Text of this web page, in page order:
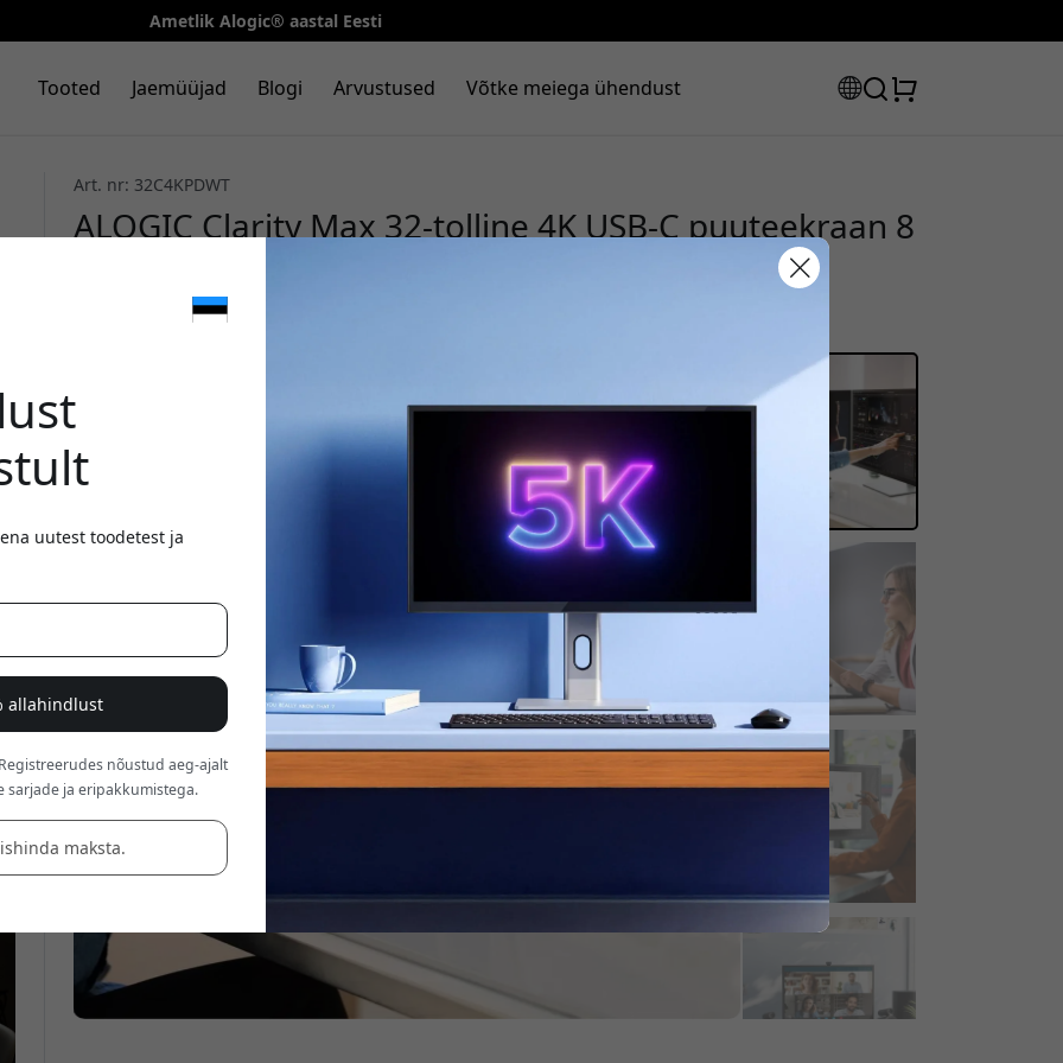
Ametlik Alogic® aastal Eesti
Tooted Jaemüüjad Blogi Arvustused Võtke meiega ühendust
Art. nr: 32C4KPDWT
ALOGIC Clarity Max 32-tolline 4K USB-C puuteekraan 8
MP veebikaamera, 65 W laadimise ja ühe kaabli
ühendusega - Silver
uutest toodetest ja
allahindlust
nõustud aeg-ajalt
sarjade ja eripakkumistega.
maksta.
Kasuta seda koodi kassas, et saada 8% allahindlust.